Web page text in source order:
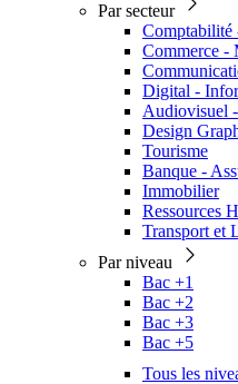
Par secteur
Comptabilité
Commerce -
Digital -
Audiovisuel
Design
Tourisme
Banque -
Immobilier
Ressources
Transport et
Par niveau
Bac +1
Bac +2
Bac +3
Bac +5
Tous les